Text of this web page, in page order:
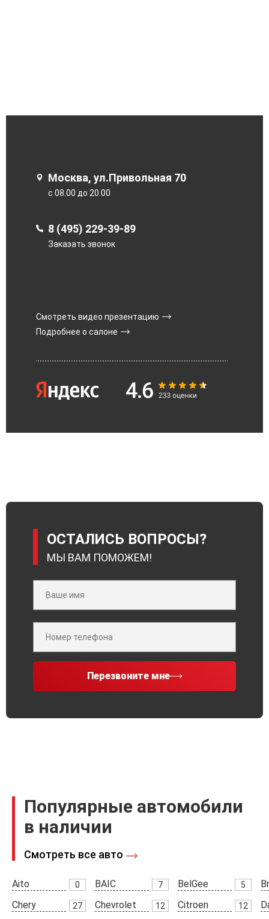
Москва, ул.Привольная 70
с 08.00 до 20.00
8 (495) 229-39-89
Заказать звонок
Смотреть видео презентацию
Подробнее о салоне
ОСТАЛИСЬ ВОПРОСЫ?
МЫ ВАМ ПОМОЖЕМ!
Перезвоните мне
Популярные автомобили
в наличии
Смотреть все авто
Aito 0 BAIC 7 BelGee 5
Chery
27 Chevrolet 12 Citroen 12